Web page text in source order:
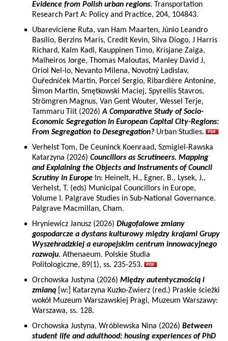
Evidence from Polish urban regions. Transportation
Research Part A: Policy and Practice, 204, 104843.
Ubareviciene Ruta, van Ham Maarten, Júnio Leandro
Basílio, Berzins Maris, Credit Kevin, Silva Diogo, J Harris
Richard, Kalm Kadi, Kauppinen Timo, Krisjane Zaiga,
Malheiros Jorge, Thomas Maloutas, Manley David J,
Oriol Nel-lo, Nevanto Milena, Novotný Ladislav,
Ouředníček Martin, Porcel Sergio, Ribardière Antonine,
Šimon Martin, Smętkowski Maciej, Spyrellis Stavros,
Strömgren Magnus, Van Gent Wouter, Wessel Terje,
Tammaru Tiit (2026)A Comparative Study of Socio-
Economic Segregation in European Capital City-Regions:
From Segregation to Desegregation? Urban Studies.
Verhelst Tom, De Ceuninck Koenraad, Szmigiel-Rawska
Katarzyna (2026) Councillors as Scrutineers. Mapping
and Explaining the Objects and Instruments of Council
Scrutiny in Europe In: Heinelt, H., Egner, B., Lysek, J.,
Verhelst, T. (eds) Municipal Councillors in Europe,
Volume I. Palgrave Studies in Sub-National Governance.
Palgrave Macmillan, Cham.
Hryniewicz Janusz (2026) Długofalowe zmiany
gospodarcze a dystans kulturowy między krajami Grupy
Wyszehradzkiej a europejskim centrum innowacyjnego
rozwoju. Athenaeum. Polskie Studia
Politologiczne, 89(1), ss. 235-253.
Orchowska Justyna (2026) Między autentycznością i
zmianą [w:] Katarzyna Kuzko-Zwierz (red.) Praskie ścieżki
wokół Muzeum Warszawskiej Pragi, Muzeum Warszawy:
Warszawa, ss. 128.
Orchowska Justyna, Wróblewska Nina (2026) Between
student life and adulthood: housing experiences of PhD